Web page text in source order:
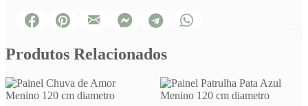
Produtos Relacionados